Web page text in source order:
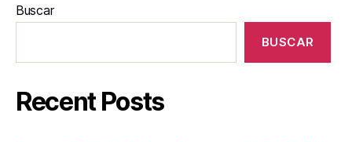
Buscar
BUSCAR
Recent Posts